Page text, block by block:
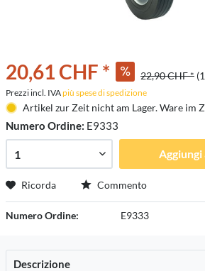
20,61 CHF * 22,90 CHF *
Prezzi incl. IVApiù spese di spedizione
Artikel zur Zeit nicht am Lager. Ware im
Numero Ordine: E9333
Ricorda Commento
Numero Ordine: E9333
Descrizione